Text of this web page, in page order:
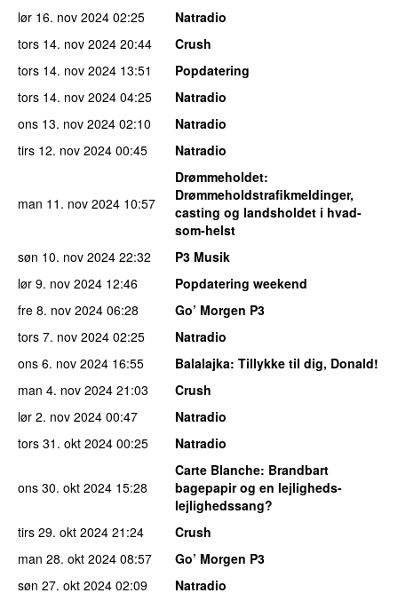
lør 16. nov 2024 02:25
Natradio
tors 14. nov 2024 20:44
Crush
tors 14. nov 2024 13:51
Popdatering
tors 14. nov 2024 04:25
Natradio
ons 13. nov 2024 02:10
Natradio
tirs 12. nov 2024 00:45 Natradio
man 11. nov 2024 10:57
Drømmeholdet:
Drømmeholdstrafikmeldinger,
casting og landsholdet i hvad-
som-helst
søn 10. nov 2024 22:32
P3 Musik
lør 9. nov 2024 12:46
Popdatering weekend
fre 8. nov 2024 06:28
Go’ Morgen P3
tors 7. nov 2024 02:25
Natradio
ons 6. nov 2024 16:55 Balalajka: Tillykke til dig, Donald!
man 4. nov 2024 21:03
Crush
lør 2. nov 2024 00:47
Natradio
tors 31. okt 2024 00:25 Natradio
ons 30. okt 2024 15:28
Carte Blanche: Brandbart
bagepapir og en lejligheds-
lejlighedssang?
tirs 29. okt 2024 21:24
Crush
man 28. okt 2024 08:57
Go’ Morgen P3
søn 27. okt 2024 02:09
Natradio